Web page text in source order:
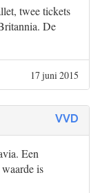
twee tickets
De
17 juni 2015
VVD
Een
is